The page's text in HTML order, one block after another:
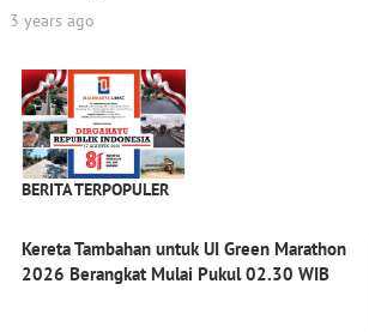
3 years ago
BERITA TERPOPULER
Kereta Tambahan untuk UI Green Marathon
2026 Berangkat Mulai Pukul 02.30 WIB